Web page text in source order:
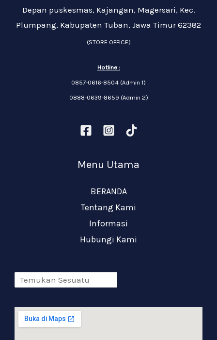
Depan puskesmas, Kajangan, Magersari, Kec.
Plumpang, Kabupaten Tuban, Jawa Timur 62382
(STORE OFFICE)
Hotline :
0857-0616-8504 (Admin 1)
0888-0639-8659 (Admin 2)
Menu Utama
BERANDA
Tentang Kami
Informasi
Hubungi Kami